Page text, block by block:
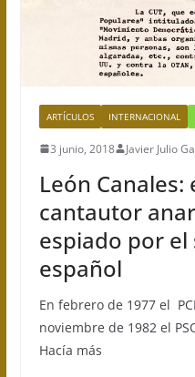
ARTÍCULOS INTERNACIONAL
3 junio, 2018 Javier Julio
León Canales:
cantautor
espiado por el
español
En febrero de 1977 el
noviembre de 1982 el
Hacía más